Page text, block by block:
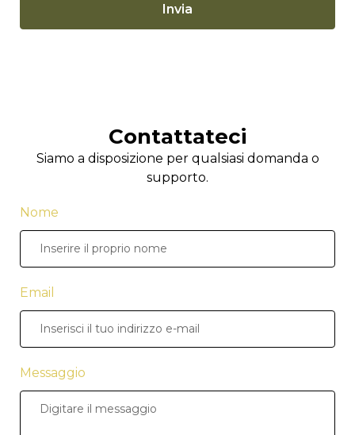
Invia
Contattateci
Siamo a disposizione per qualsiasi domanda o
supporto.
Nome
Email
Messaggio